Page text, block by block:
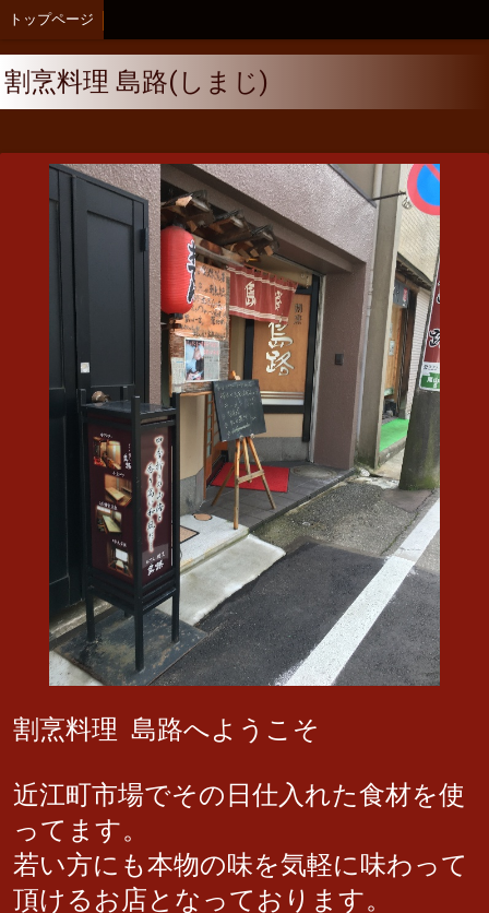
トップページ
割烹料理 島路(しまじ)
割烹料理 島路へようこそ
近江町市場でその日仕入れた食材を使
ってます。
若い方にも本物の味を気軽に味わって
頂けるお店となっております。